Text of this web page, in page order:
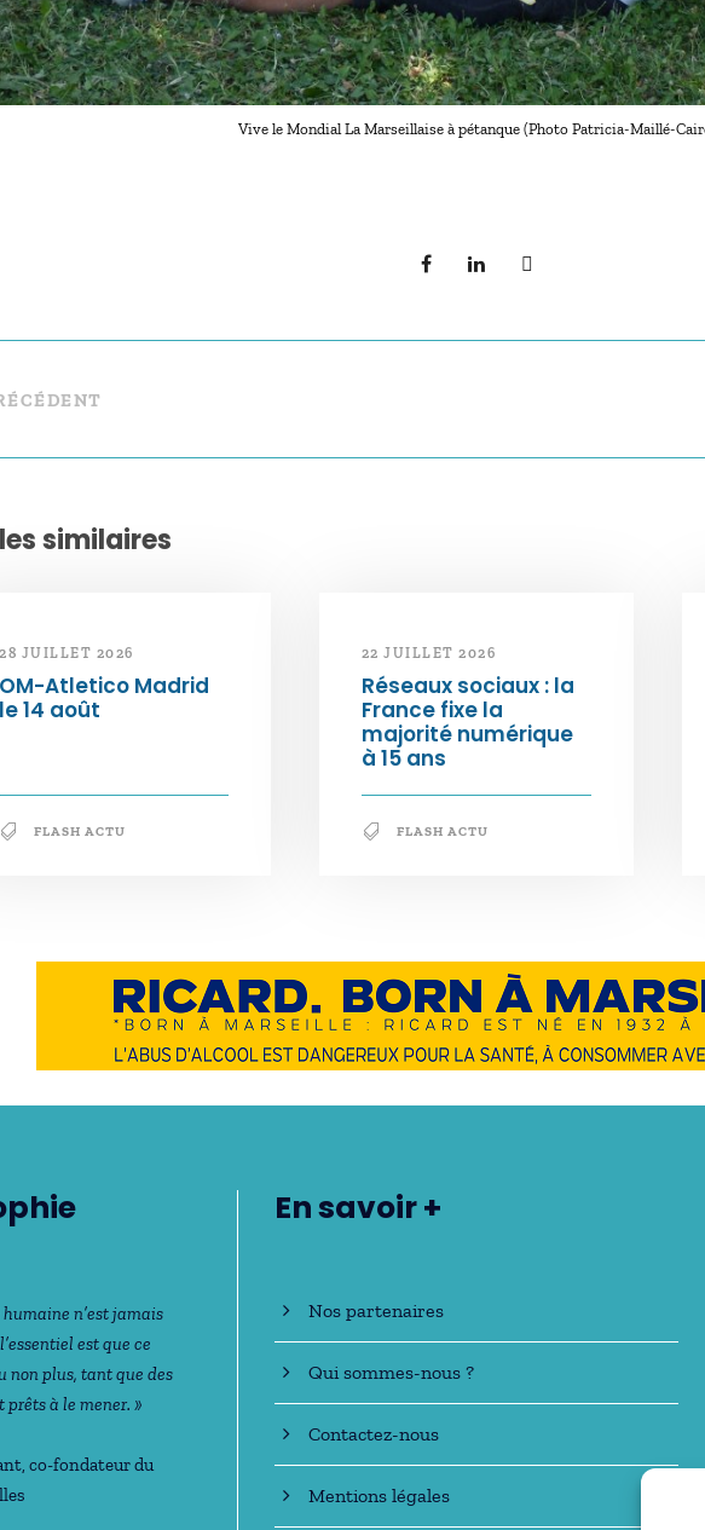
Vive le Mondial La Marseillaise à pétanque (Photo Patricia-Maillé-
similaires
28 JUILLET 2026
OM-Atletico Madrid
le 14 août
FLASH ACTU
22 JUILLET 2026
Réseaux sociaux : la
France fixe la
majorité numérique
à 15 ans
FLASH ACTU
n’est jamais
est que ce
non plus, tant que des
prêts à le mener. »
co-fondateur du
En savoir +
Nos partenaires
Qui sommes-nous ?
Contactez-nous
Mentions légales